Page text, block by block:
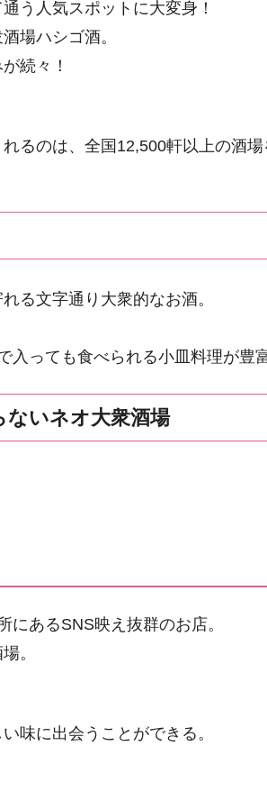
う人気スポットに大変身！
場ハシゴ酒。
続々！
るのは、全国12,500軒以上の酒場
る文字通り大衆的なお酒。
っても食べられる小皿料理が豊
ないネオ大衆酒場
あるSNS映え抜群のお店。
。
味に出会うことができる。